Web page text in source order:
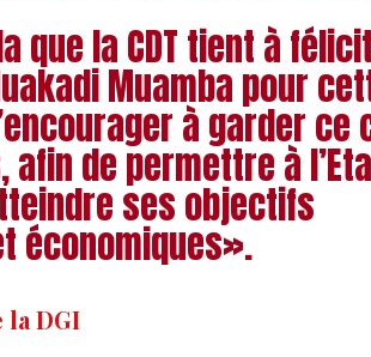
que la CDT tient à
Muamba pour
à garder ce
de permettre à
ses objectifs
économiques».
la DGI